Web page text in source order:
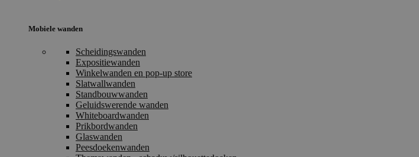
Mobiele wanden
Scheidingswanden
Expositiewanden
Winkelwanden en pop-up store
Slatwallwanden
Standbouwwanden
Geluidswerende wanden
Whiteboardwanden
Prikbordwanden
Glaswanden
Peesdoekenwanden